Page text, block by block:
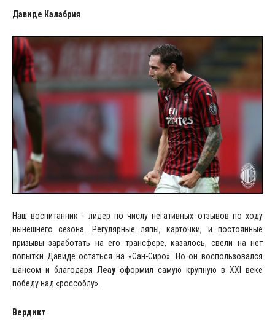
Давиде Калабрия
Наш воспитанник - лидер по числу негативных отзывов по ходу
нынешнего сезона. Регулярные ляпы, карточки, и постоянные
призывы заработать на его трансфере, казалось, свели на нет
попытки Давиде остаться на «Сан-Сиро». Но он воспользовался
шансом и благодаря Леау оформил самую крупную в XXI веке
победу над «россоблу».
Вердикт